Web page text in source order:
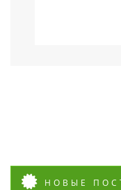
НОВЫЕ